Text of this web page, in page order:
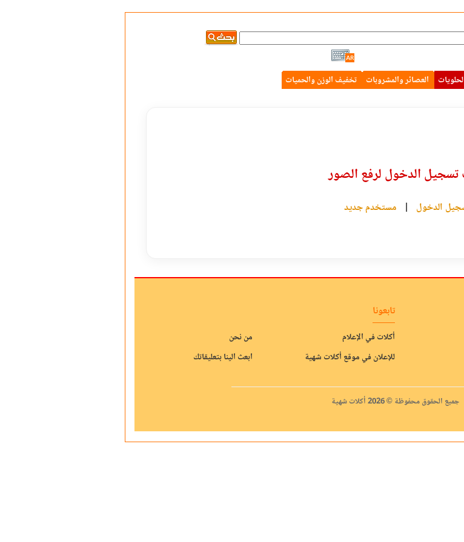
العصائر والمشروبات تخفيف الوزن والحميات
الدخول لرفع الصور
الدخول | مستخدم جديد
تابعونا
أكلات في الإعلام
من نحن
للإعلان في موقع أكلات شهية
ابعث الينا بتعليقاتك
جميع الحقوق محفوظة © 2026 أكلات شهية